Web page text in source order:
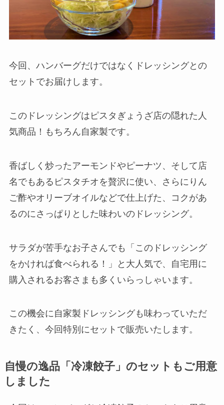
今回、ハンバーグだけではなくドレッシングとの
セットでお届けします。
このドレッシングはピスタぎょうざ店の隠れた人
気商品！もちろん自家製です。
香ばしく炒ったアーモンドやピーナツ、そして店
名でもあるピスタチオを贅沢に使い、さらにりん
ご酢やオリーブオイルなどで仕上げた、コクがあ
るのにさっぱりとした味わいのドレッシング。
サラダが苦手なお子さんでも「このドレッシング
をかければ食べられる！」と大人気で、自宅用に
購入されるお客さまも多くいらっしゃいます。
この機会に自家製ドレッシングも味わっていただ
きたく、今回特別にセットで販売いたします。
自慢の逸品「冷凍餃子」のセットもご用意
しました